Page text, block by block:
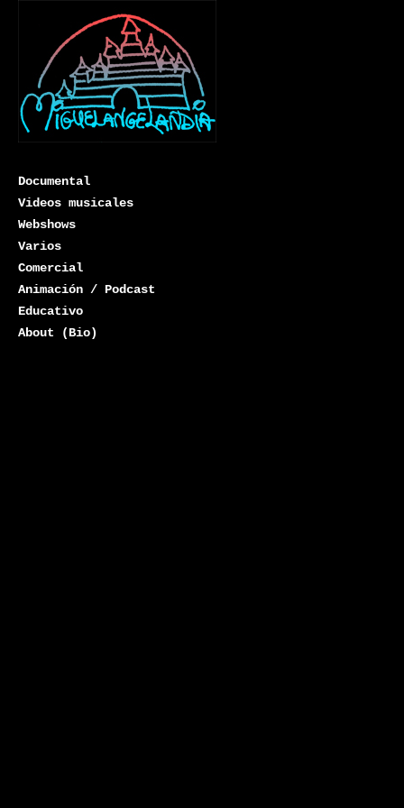
Miguelangelandia
Documental
Videos musicales
Webshows
Varios
Comercial
Animación / Podcast
Educativo
About (Bio)